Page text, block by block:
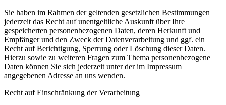
Sie haben im Rahmen der geltenden gesetzlichen Bestimmungen
jederzeit das Recht auf unentgeltliche Auskunft über Ihre
gespeicherten personenbezogenen Daten, deren Herkunft und
Empfänger und den Zweck der Datenverarbeitung und ggf. ein
Recht auf Berichtigung, Sperrung oder Löschung dieser Daten.
Hierzu sowie zu weiteren Fragen zum Thema personenbezogene
Daten können Sie sich jederzeit unter der im Impressum
angegebenen Adresse an uns wenden.
Recht auf Einschränkung der Verarbeitung